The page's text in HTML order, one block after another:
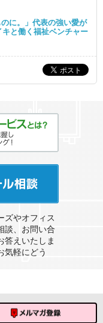
のに。」代表の強い愛が
と働く福祉ベンチャー
ズやオフィス
談、お問い合
答えいたしま
気軽にどう